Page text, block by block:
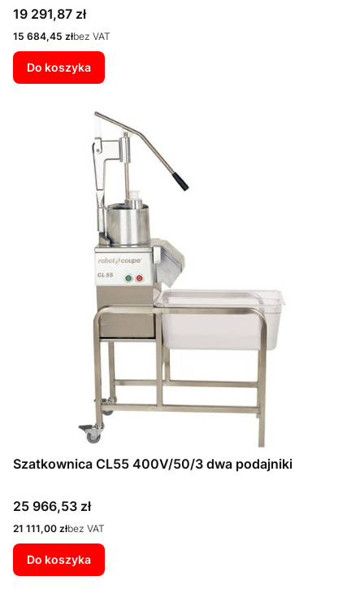
Cena
19 291,87 zł
Cena
15 684,45 złbez VAT
Do koszyka
Szatkownica CL55 400V/50/3 dwa podajniki
Cena
25 966,53 zł
Cena
21 111,00 złbez VAT
Do koszyka